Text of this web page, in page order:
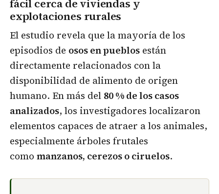
fácil cerca de viviendas y
explotaciones rurales
El estudio revela que la mayoría de los
episodios de osos en pueblos están
directamente relacionados con la
disponibilidad de alimento de origen
humano. En más del 80 % de los casos
analizados, los investigadores localizaron
elementos capaces de atraer a los animales,
especialmente árboles frutales
como manzanos, cerezos o ciruelos.